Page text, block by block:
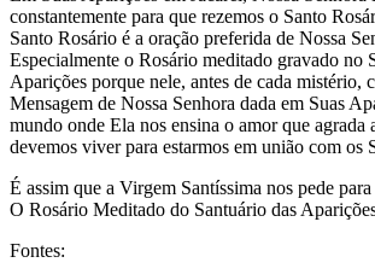
constantemente para que rezemos o Santo
Santo Rosário é a oração preferida de Nossa
Especialmente o Rosário meditado gravado no
Aparições porque nele, antes de cada mistério,
Mensagem de Nossa Senhora dada em Suas
mundo onde Ela nos ensina o amor que agrada
devemos viver para estarmos em união com os
É assim que a Virgem Santíssima nos pede
O Rosário Meditado do Santuário das
Fontes: